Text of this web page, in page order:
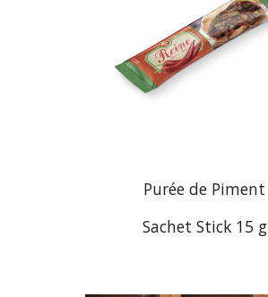
Purée de Piment
Sachet Stick 15 g